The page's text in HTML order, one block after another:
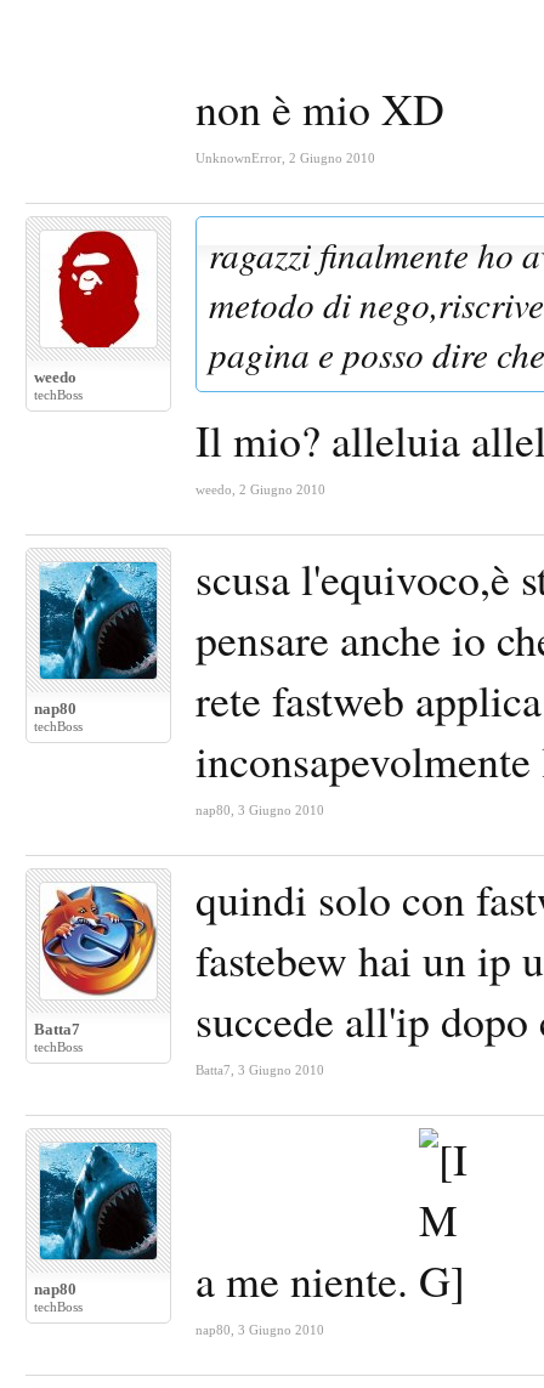
non è mio XD
UnknownError 2 Giugno 2010
weedo
techBoss
ragazzi finalmente ho
metodo di
pagina e posso dire
Il mio? alleluia
weedo 2 Giugno 2010
nap80
techBoss
scusa l'equivoco,è
pensare anche io
rete fastweb
nap80 3 Giugno 2010
Batta7
techBoss
quindi solo con
fastebew hai un ip
succede all'ip
Batta7 3 Giugno 2010
nap80
techBoss a me niente.
nap80 3 Giugno 2010